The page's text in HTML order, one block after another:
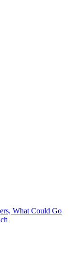
What Could Go